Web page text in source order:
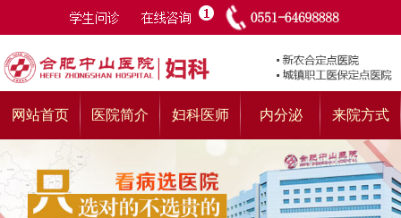
网站首页 医院简介 妇科医师 内分泌 来院方式